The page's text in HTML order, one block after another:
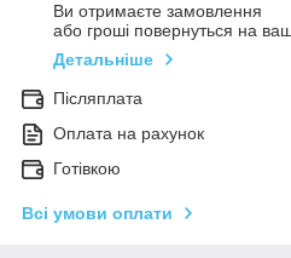
Ви отримаєте замовлення
або гроші повернуться на
Детальніше
Післяплата
Оплата на рахунок
Готівкою
Всі умови оплати